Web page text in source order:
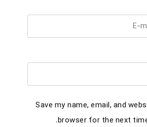
Save my name, email, and
browser for the next